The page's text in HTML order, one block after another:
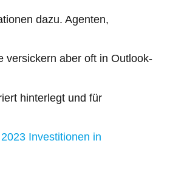
dazu. Agenten,
versickern aber oft in Outlook-
hinterlegt und für
Investitionen in